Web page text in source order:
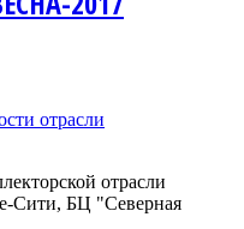
отрасли
отрасли
Сити, БЦ "Северная